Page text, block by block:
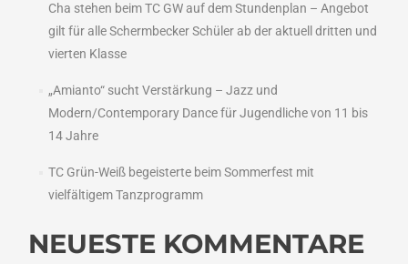
Cha stehen beim TC GW auf dem Stundenplan – Angebot
gilt für alle Schermbecker Schüler ab der aktuell dritten und
vierten Klasse
„Amianto“ sucht Verstärkung – Jazz und
Modern/Contemporary Dance für Jugendliche von 11 bis
14 Jahre
TC Grün-Weiß begeisterte beim Sommerfest mit
vielfältigem Tanzprogramm
NEUESTE KOMMENTARE